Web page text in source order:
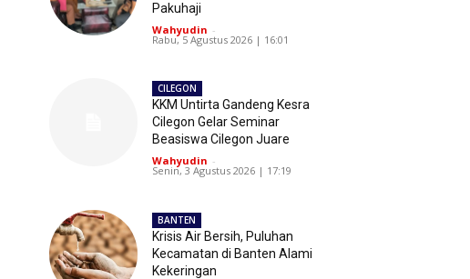
Pakuhaji
Wahyudin -
Rabu, 5 Agustus 2026 | 16:01
CILEGON
KKM Untirta Gandeng Kesra
Cilegon Gelar Seminar
Beasiswa Cilegon Juare
Wahyudin -
Senin, 3 Agustus 2026 | 17:19
BANTEN
Krisis Air Bersih, Puluhan
Kecamatan di Banten Alami
Kekeringan